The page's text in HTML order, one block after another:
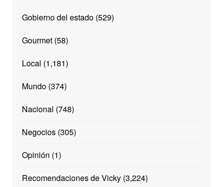
Gobierno del estado(529)
Gourmet(58)
Local (1,181)
Mundo(374)
Nacional (748)
Negocios(305)
Opinión (1)
Recomendaciones de Vicky(3,224)